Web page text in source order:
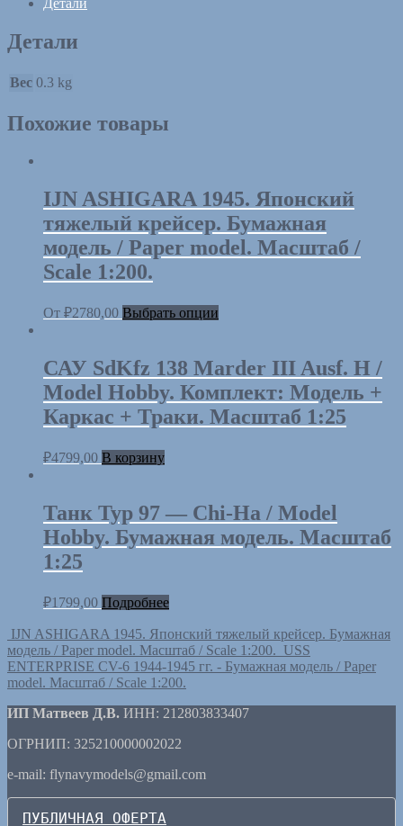
Rescue
Launch
WHALEBACK.
мoдель
model.
Детали
Вес 0.3 kg
Похожие товары
IJN ASHIGARA 1945. Японский
тяжелый крейсер. Бумажная
модель / Paper model. Масштаб /
Scale 1:200.
От ₽2780,00 Выбрать опции
САУ SdKfz 138 Marder III Ausf. H /
Model Hobby. Комплект: Модель +
Каркас + Траки. Масштаб 1:25
₽4799,00 В корзину
Танк Typ 97 — Chi-Ha / Model
Hobby. Бумажная модель. Масштаб
1:25
₽1799,00 Подробнее
IJN ASHIGARA 1945. Японский тяжелый крейсер. Бумажная
модель / Paper model. Масштаб / Scale 1:200. USS
ENTERPRISE CV-6 1944-1945 гг. - Бумажная модель / Paper
model. Масштаб / Scale 1:200.
ИП Матвеев Д.В. ИНН: 212803833407
ОГРНИП: 325210000002022
e-mail: flynavymodels@gmail.com
ПУБЛИЧНАЯ ОФЕРТА